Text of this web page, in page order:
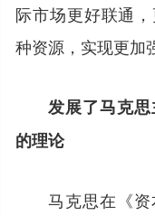
际市场更好联通
种资源，实现更加
发展了马克
的理论
马克思在《